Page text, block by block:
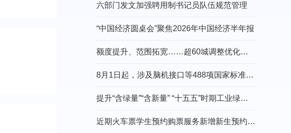
六部门发文加强聘用制书记员队伍规范管理
“中国经济圆桌会”聚焦2026年中国经济半年报
额度提升、范围拓宽……超60城调整优化住房公积金政策——公积金更实惠好用
8月1日起，涉及脑机接口等488项国家标准将实施
提升“含绿量”“含新量” “十五五”时期工业绿色低碳发展有了“新规划”
近期火车票学生预约购票服务新增新生预约功能